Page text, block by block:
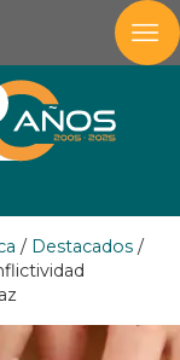
/ Destacados /